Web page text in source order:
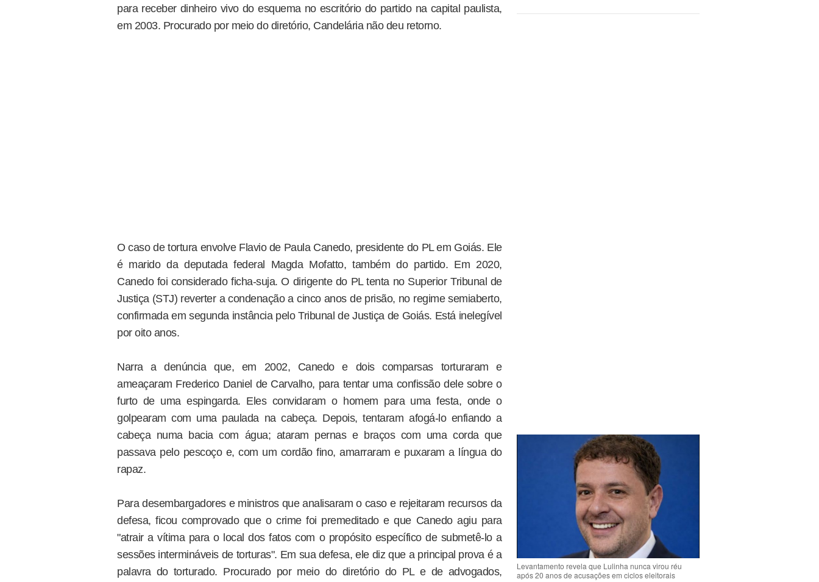
para receber dinheiro vivo do esquema no escritório do partido na capital paulista,
em 2003. Procurado por meio do diretório, Candelária não deu retorno.
O caso de tortura envolve Flavio de Paula Canedo, presidente do PL em Goiás. Ele
é marido da deputada federal Magda Mofatto, também do partido. Em 2020,
Canedo foi considerado ficha-suja. O dirigente do PL tenta no Superior Tribunal de
Justiça (STJ) reverter a condenação a cinco anos de prisão, no regime semiaberto,
confirmada em segunda instância pelo Tribunal de Justiça de Goiás. Está inelegível
por oito anos.
Narra a denúncia que, em 2002, Canedo e dois comparsas torturaram e
ameaçaram Frederico Daniel de Carvalho, para tentar uma confissão dele sobre o
furto de uma espingarda. Eles convidaram o homem para uma festa, onde o
golpearam com uma paulada na cabeça. Depois, tentaram afogá-lo enfiando a
cabeça numa bacia com água; ataram pernas e braços com uma corda que
passava pelo pescoço e, com um cordão fino, amarraram e puxaram a língua do
rapaz.
Para desembargadores e ministros que analisaram o caso e rejeitaram recursos da
defesa, ficou comprovado que o crime foi premeditado e que Canedo agiu para
"atrair a vítima para o local dos fatos com o propósito específico de submetê-lo a
sessões intermináveis de torturas". Em sua defesa, ele diz que a principal prova é a
palavra do torturado. Procurado por meio do diretório do PL e de advogados,
Levantamento revela que Lulinha nunca virou réu
após 20 anos de acusações em ciclos eleitorais